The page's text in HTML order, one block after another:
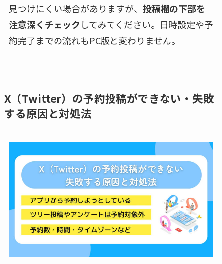
見つけにくい場合がありますが、 投稿欄の下部を
注意深くチェック してみてください。日時設定や予
約完了までの流れもPC版と変わりません。
X（Twitter）の予約投稿ができない・失敗
する原因と対処法